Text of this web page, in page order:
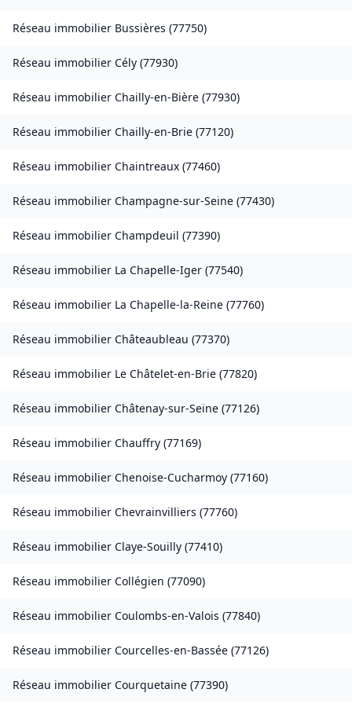
Réseau immobilier Bussières (77750)
Réseau immobilier Cély (77930)
Réseau immobilier Chailly-en-Bière (77930)
Réseau immobilier Chailly-en-Brie (77120)
Réseau immobilier Chaintreaux (77460)
Réseau immobilier Champagne-sur-Seine (77430)
Réseau immobilier Champdeuil (77390)
Réseau immobilier La Chapelle-Iger (77540)
Réseau immobilier La Chapelle-la-Reine (77760)
Réseau immobilier Châteaubleau (77370)
Réseau immobilier Le Châtelet-en-Brie (77820)
Réseau immobilier Châtenay-sur-Seine (77126)
Réseau immobilier Chauffry (77169)
Réseau immobilier Chenoise-Cucharmoy (77160)
Réseau immobilier Chevrainvilliers (77760)
Réseau immobilier Claye-Souilly (77410)
Réseau immobilier Collégien (77090)
Réseau immobilier Coulombs-en-Valois (77840)
Réseau immobilier Courcelles-en-Bassée (77126)
Réseau immobilier Courquetaine (77390)